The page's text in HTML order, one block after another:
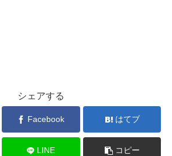
シェアする
Facebook はてブ
LINE コピー